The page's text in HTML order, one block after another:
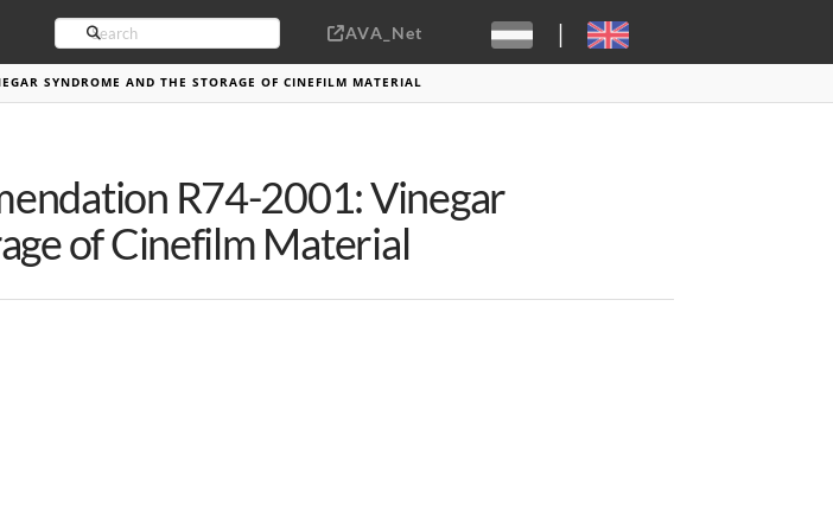
Search AVA_Net | Sebastiaan ter Burg, CC-BY-2.0
SYNDROME AND THE STORAGE OF CINEFILM MATERIAL
R74-2001: Vinegar
of Cinefilm Material